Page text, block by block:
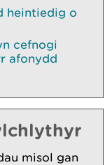
heintiedig o
cefnogi
afonydd
misol gan